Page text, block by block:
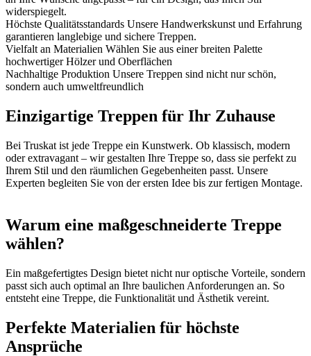
widerspiegelt.
Höchste Qualitätsstandards Unsere Handwerkskunst und Erfahrung
garantieren langlebige und sichere Treppen.
Vielfalt an Materialien Wählen Sie aus einer breiten Palette
hochwertiger Hölzer und Oberflächen
Nachhaltige Produktion Unsere Treppen sind nicht nur schön,
sondern auch umweltfreundlich
Einzigartige Treppen für Ihr Zuhause
Bei Truskat ist jede Treppe ein Kunstwerk. Ob klassisch, modern
oder extravagant – wir gestalten Ihre Treppe so, dass sie perfekt zu
Ihrem Stil und den räumlichen Gegebenheiten passt. Unsere
Experten begleiten Sie von der ersten Idee bis zur fertigen Montage.
Warum eine maßgeschneiderte Treppe
wählen?
Ein maßgefertigtes Design bietet nicht nur optische Vorteile, sondern
passt sich auch optimal an Ihre baulichen Anforderungen an. So
entsteht eine Treppe, die Funktionalität und Ästhetik vereint.
Perfekte Materialien für höchste
Ansprüche